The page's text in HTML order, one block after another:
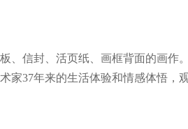
、信封、活页纸、画框背面的画作
37年来的生活体验和情感体悟，